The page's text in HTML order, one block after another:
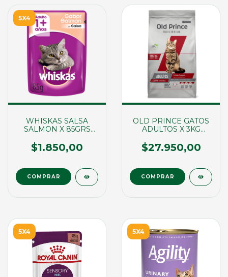
5X4
WHISKAS SALSA
SALMON X 85GRS
$1.850,00
OLD PRINCE GATOS
ADULTOS X 3KG
$27.950,00
5X4 5X4